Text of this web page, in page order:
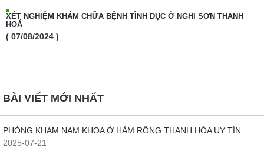
XÉT NGHIỆM KHÁM CHỮA BỆNH TÌNH DỤC Ở NGHI SƠN THANH
HOÁ
( 07/08/2024 )
BÀI VIẾT MỚI NHẤT
PHÒNG KHÁM NAM KHOA Ở HÀM RỒNG THANH HÓA UY TÍN
2025-07-21